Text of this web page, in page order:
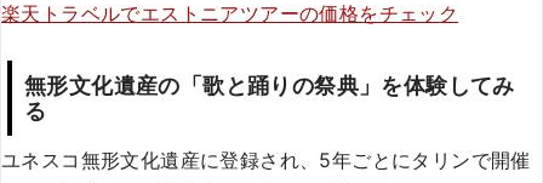
楽天トラベルでエストニアツアーの価格をチェック
無形文化遺産の「歌と踊りの祭典」を体験してみ
る
ユネスコ無形文化遺産に登録され、5年ごとにタリンで開催